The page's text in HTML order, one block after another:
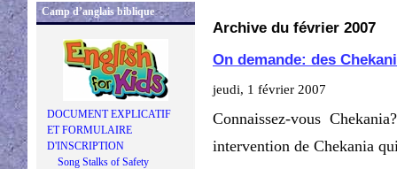
Camp d’anglais biblique
DOCUMENT EXPLICATIF
ET FORMULAIRE
D'INSCRIPTION
Song Stalks of Safety
Archive du février 2007
On demande: des
jeudi, 1 février 2007
Connaissez-vous
intervention de Chekania